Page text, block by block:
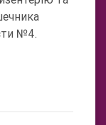
№4.